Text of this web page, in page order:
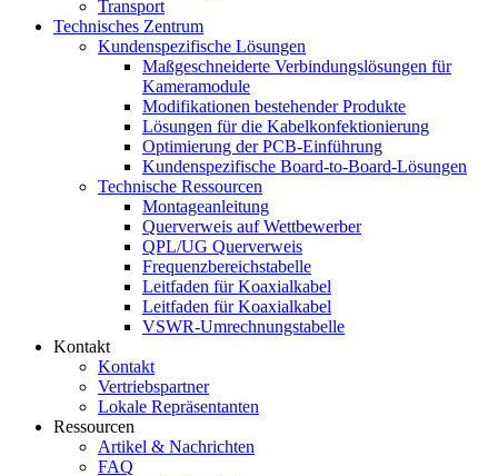
Transport
Technisches Zentrum
Kundenspezifische Lösungen
Maßgeschneiderte Verbindungslösungen für
Kameramodule
Modifikationen bestehender Produkte
Lösungen für die Kabelkonfektionierung
Optimierung der PCB-Einführung
Kundenspezifische Board-to-Board-Lösungen
Technische Ressourcen
Montageanleitung
Querverweis auf Wettbewerber
QPL/UG Querverweis
Frequenzbereichstabelle
Leitfaden für Koaxialkabel
Leitfaden für Koaxialkabel
VSWR-Umrechnungstabelle
Kontakt
Kontakt
Vertriebspartner
Lokale Repräsentanten
Ressourcen
Artikel & Nachrichten
FAQ